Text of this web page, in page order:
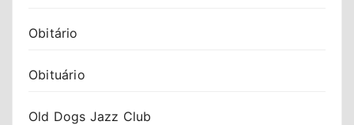
Obitário
Obituário
Old Dogs Jazz Club